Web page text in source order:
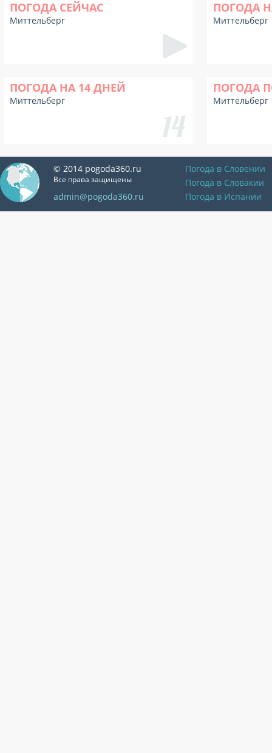
ПОГОДА СЕЙЧАС
Миттельберг
ПОГОДА
Миттельберг
ПОГОДА НА 14 ДНЕЙ
Миттельберг
ПОГОДА
Миттельберг
© 2014 pogoda360.ru
Все права защищены
admin@pogoda360.ru
Погода в Словении
Погода в Словакии
Погода в Испании